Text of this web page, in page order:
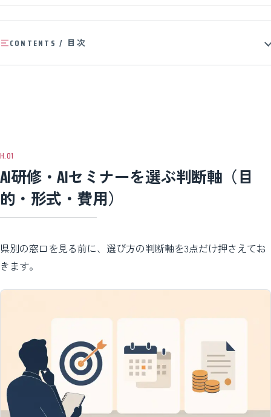
CONTENTS / 目次
AI研修・AIセミナーを選ぶ判断軸（目
的・形式・費用）
県別の窓口を見る前に、選び方の判断軸を3点だけ押さえてお
きます。